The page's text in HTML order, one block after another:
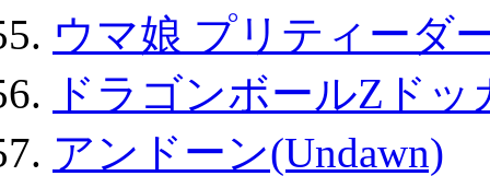
ウマ娘 プリティーダ
ドラゴンボールZド
アンドーン(Undawn)